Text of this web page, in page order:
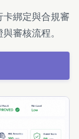
綁定與合規審
審核流程。